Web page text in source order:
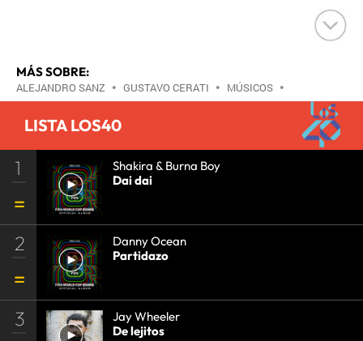
MÁS SOBRE:
ALEJANDRO SANZ • GUSTAVO CERATI • MÚSICOS •
LISTA LOS40
1
Shakira & Burna Boy
Dai dai
2
Danny Ocean
Partidazo
3
Jay Wheeler
De lejitos